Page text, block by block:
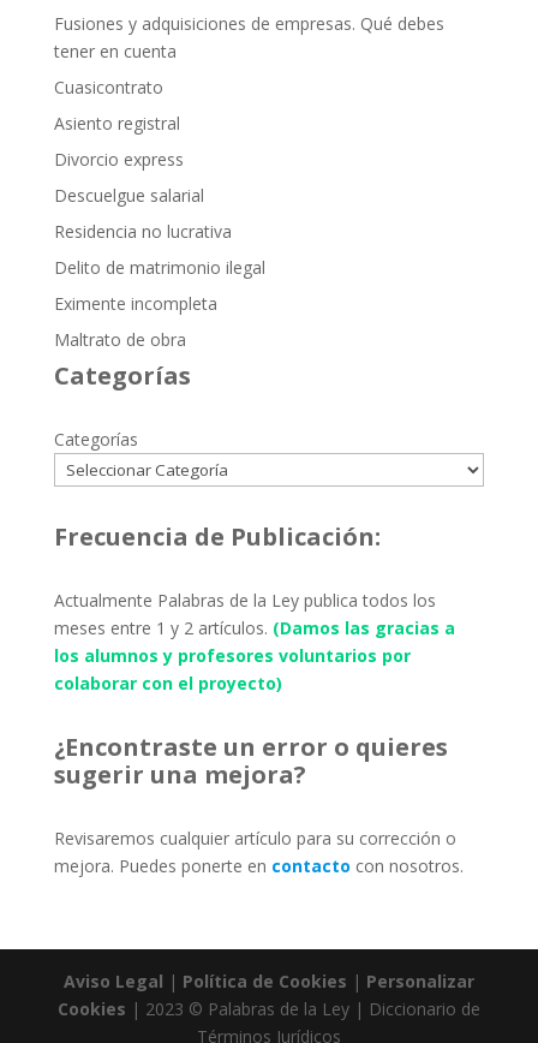
Fusiones y adquisiciones de empresas. Qué debes
tener en cuenta
Cuasicontrato
Asiento registral
Divorcio express
Descuelgue salarial
Residencia no lucrativa
Delito de matrimonio ilegal
Eximente incompleta
Maltrato de obra
Categorías
Categorías
Frecuencia de Publicación:
Actualmente Palabras de la Ley publica todos los
meses entre 1 y 2 artículos. (Damos las gracias a
los alumnos y profesores voluntarios por
colaborar con el proyecto)
¿Encontraste un error o quieres
sugerir una mejora?
Revisaremos cualquier artículo para su corrección o
mejora. Puedes ponerte en contacto con nosotros.
Aviso Legal | Política de Cookies | Personalizar
Cookies | 2023 © Palabras de la Ley | Diccionario de
Términos Jurídicos